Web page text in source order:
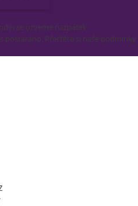
se ozveme nazpátek.
postaráno. Přečtěte si naše